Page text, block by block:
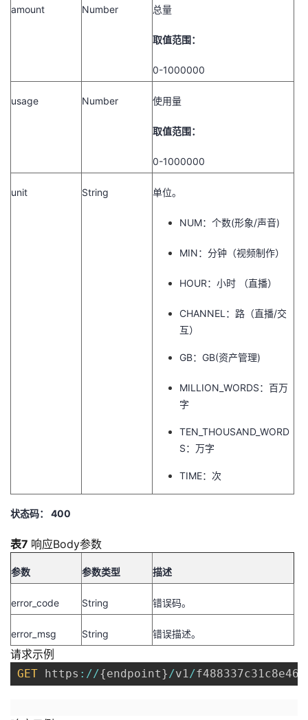
amount Number 总量
取值范围：
0-1000000
usage Number 使用量
取值范围：
0-1000000
unit String 单位。
NUM：个数(形象/声音)
MIN：分钟（视频制作）
HOUR：小时 （直播）
CHANNEL：路（直播/交
互）
GB：GB(资产管理)
MILLION_WORDS：百万
字
TEN_THOUSAND_WORD
S：万字
TIME：次
状态码： 400
表7 响应Body参数
参数 参数类型 描述
error_code String 错误码。
error_msg String 错误描述。
请求示例
GET https : //{endpoint}/v1/